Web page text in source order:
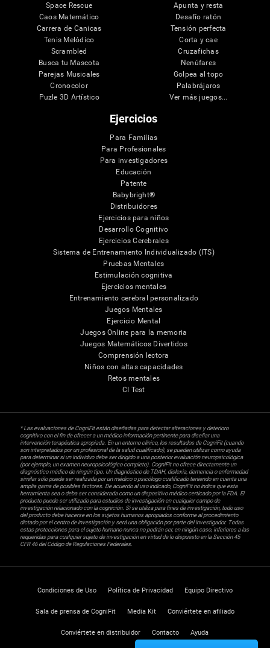
Space Rescue
Caos Matemático
Carrera de Canicas
Tenis Melódico
Scrambled
Busca tu Mascota
Parejas Musicales
Cronocolor
Puzle 3D Artístico
Apunta y resta
Desafío ratón
Tensión perfecta
Corta y cae
Cruzafichas
Nenúfares
Golpea al topo
Palabrájaros
Ver más juegos...
Ejercicios
Para Familias
Para Profesionales
Para investigadores
Educación
Patente
Babybright®
Distribuidores
Ejercicios para niños
Desarrollo Cognitivo
Ejercicios Cerebrales
Sistema de Entrenamiento Individualizado (ITS)
Pruebas Mentales
Estimulación cognitiva
Ejercicios mentales
Entrenamiento cerebral personalizado
Juegos Mentales
Ejercicio Mental
Juegos Online para la memoria
Juegos Matemáticos Divertidos
Comprensión lectora
Niños con altas capacidades
Retos mentales
CI Test
* Las evaluaciones de CogniFit están diseñadas para detectar alteraciones y deterioro
cognitivo con el fin de ofrecer a un médico información pertinente para diseñar una
intervención terapéutica apropiada. En un entorno clínico, los resultados de CogniFit (cuando
son interpretados por un profesional de la salud cualificado), se pueden utilizar como ayuda
para determinar si un individuo debe ser dirigido a una posterior evaluación neuropsicológica
(por ejemplo, un examen neuropsicológico completo). CogniFit no ofrece directamente un
diagnóstico médico de ningún tipo. Un diagnóstico de TDAH, dislexia, demencia o enfermedad
similar sólo puede ser realizada por un médico o psicólogo cualificado teniendo en cuenta una
amplia gama de posibles factores. De acuerdo al uso indicado, CogniFit no indica que esta
herramienta sea o deba ser considerada como un dispositivo médico certicado por la FDA. El
producto puede ser utilizado para estudios de investigación en cualquier campo de
investigación relacionado con la cognición. Si se utiliza para fines de investigación, todo uso
del producto debe hacerse en los sujetos humanos apropiados conforme al procedimiento
dictado por el centro de investigación y será una obligación por parte del investigador. Todas
estas protecciones para el sujeto humano nunca no podrán ser, en ningún caso, inferiores a las
requeridas para cualquier sujeto de investigación en virtud de lo dispuesto en la Sección 45
CFR 46 del Código de Regulaciones Federales.
Condiciones de Uso Política de Privacidad Equipo Directivo
Sala de prensa de CogniFit Media Kit Conviértete en afiliado
Conviértete en distribuidor Contacto Ayuda